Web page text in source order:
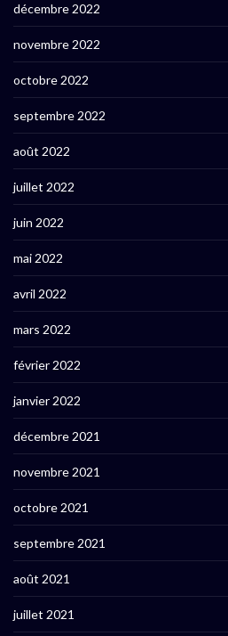
décembre 2022
novembre 2022
octobre 2022
septembre 2022
août 2022
juillet 2022
juin 2022
mai 2022
avril 2022
mars 2022
février 2022
janvier 2022
décembre 2021
novembre 2021
octobre 2021
septembre 2021
août 2021
juillet 2021